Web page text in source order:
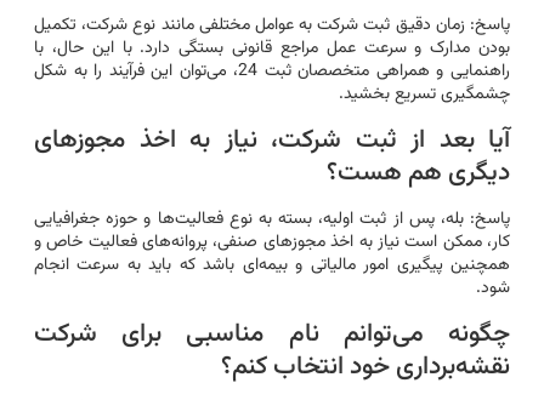
پاسخ: زمان دقیق ثبت شرکت به عوامل مختلفی مانند نوع شرکت، تکمیل
بودن مدارک و سرعت عمل مراجع قانونی بستگی دارد. با این حال، با
راهنمایی و همراهی متخصصان ثبت 24، می‌توان این فرآیند را به شکل
چشمگیری تسریع بخشید.
آیا بعد از ثبت شرکت، نیاز به اخذ مجوزهای
دیگری هم هست؟
پاسخ: بله، پس از ثبت اولیه، بسته به نوع فعالیت‌ها و حوزه جغرافیایی
کار، ممکن است نیاز به اخذ مجوزهای صنفی، پروانه‌های فعالیت خاص و
همچنین پیگیری امور مالیاتی و بیمه‌ای باشد که باید به سرعت انجام
شود.
چگونه می‌توانم نام مناسبی برای شرکت
نقشه‌برداری خود انتخاب کنم؟